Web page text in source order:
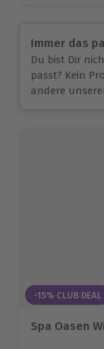
Immer das
Du bist Dir
passt? Kein
andere
-15% CLUB DEAL
Spa Oasen